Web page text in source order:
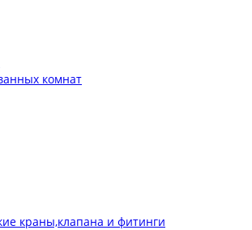
комнат
краны,клапана и фитинги